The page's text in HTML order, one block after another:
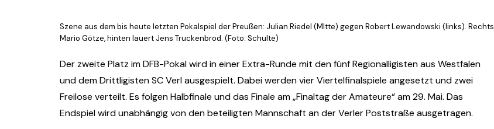
Szene aus dem bis heute letzten Pokalspiel der Preußen: Julian Riedel (MItte) gegen Robert Lewandowski (links). Rechts
Mario Götze, hinten lauert Jens Truckenbrod. (Foto: Schulte)
Der zweite Platz im DFB-Pokal wird in einer Extra-Runde mit den fünf Regionalligisten aus Westfalen
und dem Drittligisten SC Verl ausgespielt. Dabei werden vier Viertelfinalspiele angesetzt und zwei
Freilose verteilt. Es folgen Halbfinale und das Finale am „Finaltag der Amateure“ am 29. Mai. Das
Endspiel wird unabhängig von den beteiligten Mannschaft an der Verler Poststraße ausgetragen.